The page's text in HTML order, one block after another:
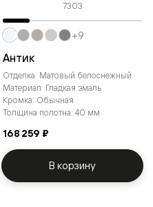
7303
Антик
Отделка: Матовый белоснежный
Материал: Гладкая эмаль
Кромка: Обычная
Толщина полотна: 40 мм
168 259 ₽
+9
В корзину